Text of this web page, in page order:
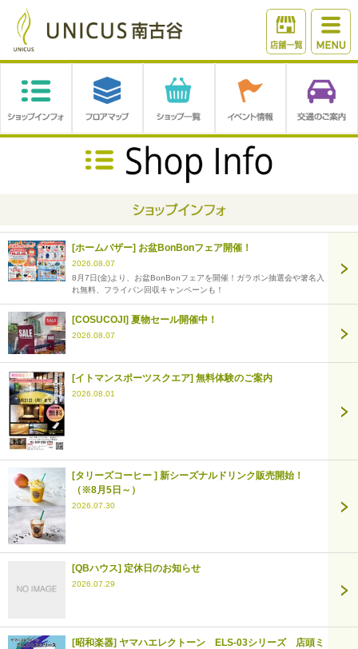
[ホームバザー] お盆BonBonフェア開催！
2026.08.07
8月7日(金)より、お盆BonBonフェアを開催！ガラポン抽選会や箸名入
れ無料、フライパン回収キャンペーンも！
[COSUCOJI] 夏物セール開催中！
2026.08.07
[イトマンスポーツスクエア] 無料体験のご案内
2026.08.01
[タリーズコーヒー ] 新シーズナルドリンク販売開始！
（※8月5日～）
2026.07.30
[QBハウス] 定休日のお知らせ
2026.07.29
[昭和楽器] ヤマハエレクトーン ELS-03シリーズ 店頭ミ